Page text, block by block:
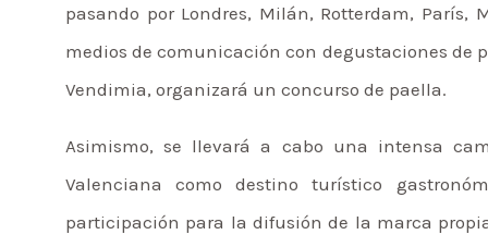
pasando por Londres, Milán, Rotterdam,
medios de comunicación con degustaciones de
Vendimia, organizará un concurso de paella.
Asimismo, se llevará a cabo una intensa
Valenciana como destino turístico
participación para la difusión de la marca